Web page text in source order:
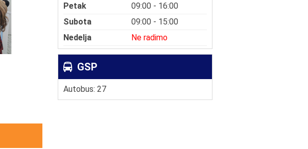
Petak
09:00 - 16:00
Subota
09:00 - 15:00
Nedelja
Ne radimo
GSP
Autobus: 27